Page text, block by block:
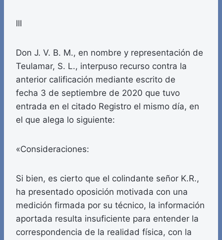
III
Don J. V. B. M., en nombre y representación de
Teulamar, S. L., interpuso recurso contra la
anterior calificación mediante escrito de
fecha 3 de septiembre de 2020 que tuvo
entrada en el citado Registro el mismo día, en
el que alega lo siguiente:
«Consideraciones:
Si bien, es cierto que el colindante señor K.R.,
ha presentado oposición motivada con una
medición firmada por su técnico, la información
aportada resulta insuficiente para entender la
correspondencia de la realidad física, con la